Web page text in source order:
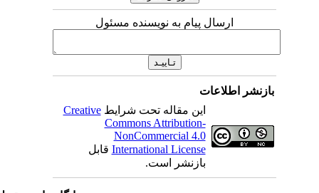
ارسال پیام به نویسنده مسئول
بازنشر اطلاعات
این مقاله تحت شرایطCreative
Commons Attribution-
NonCommercial 4.0
International License قابل
بازنشر است.